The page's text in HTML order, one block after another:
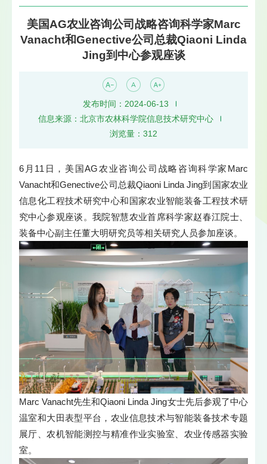
美国AG农业咨询公司战略咨询科学家Marc
Vanacht和Genective公司总裁Qiaoni Linda
Jing到中心参观座谈
发布时间：2024-06-13
信息来源：北京市农林科学院信息技术研究中心
浏览量： 312
6月11日，美国AG农业咨询公司战略咨询科学家Marc
Vanacht和Genective公司总裁Qiaoni Linda Jing到国家农业
信息化工程技术研究中心和国家农业智能装备工程技术研
究中心参观座谈。我院智慧农业首席科学家赵春江院士、
装备中心副主任董大明研究员等相关研究人员参加座谈。
Marc Vanacht先生和Qiaoni Linda Jing女士先后参观了中心
温室和大田表型平台，农业信息技术与智能装备技术专题
展厅、农机智能测控与精准作业实验室、农业传感器实验
室。